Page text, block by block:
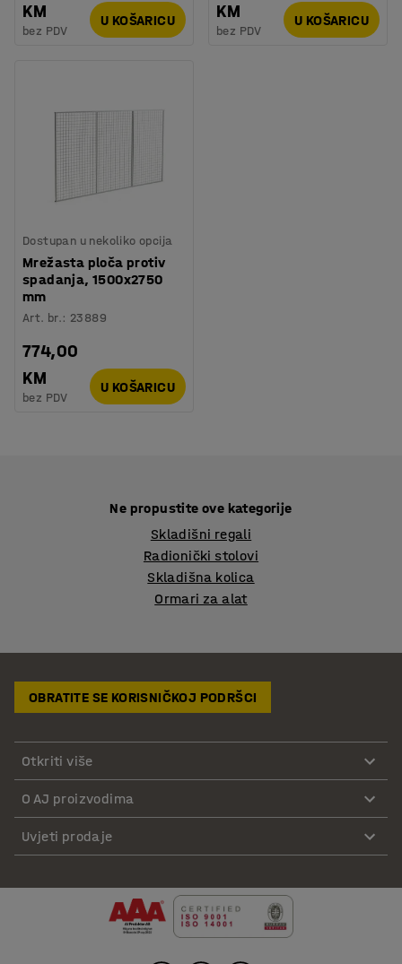
KM
bez PDV
U KOŠARICU
KM
bez PDV
U KOŠARICU
Dostupan u nekoliko opcija
Mrežasta ploča protiv
spadanja, 1500x2750
mm
Art. br.: 23889
774,00
KM
bez PDV
U KOŠARICU
Ne propustite ove kategorije
Skladišni regali
Radionički stolovi
Skladišna kolica
Ormari za alat
OBRATITE SE KORISNIČKOJ PODRŠCI
Otkriti više
O AJ proizvodima
Uvjeti prodaje